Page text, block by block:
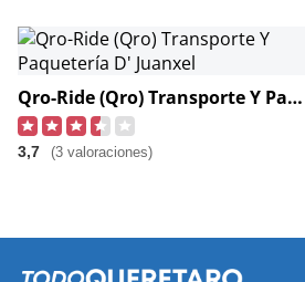
Qro-Ride (Qro) Transporte Y Paquetería D' Juanxel
3,7 (3 valoraciones)